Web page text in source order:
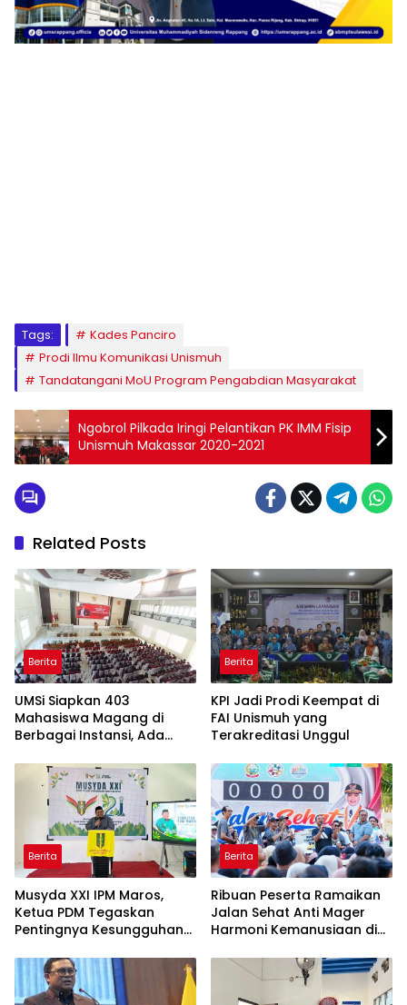
Tags:
Kades Panciro
Prodi Ilmu Komunikasi Unismuh
Tandatangani MoU Program Pengabdian Masyarakat
Ngobrol Pilkada Iringi Pelantikan PK IMM Fisip
Unismuh Makassar 2020-2021
Related Posts
Berita
UMSi Siapkan 403
Mahasiswa Magang di
Berbagai Instansi, Ada
Taiwan
Berita
KPI Jadi Prodi Keempat di
FAI Unismuh yang
Terakreditasi Unggul
Berita
Musyda XXI IPM Maros,
Ketua PDM Tegaskan
Pentingnya Kesungguhan
Berita
Ribuan Peserta Ramaikan
Jalan Sehat Anti Mager
Harmoni Kemanusiaan di